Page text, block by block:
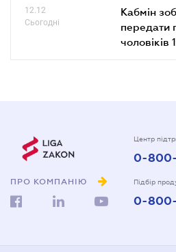
12.12
Сьогодні
Кабмін
передати
чоловіків
ПРО КОМПАНІЮ
Центр
0-
Підбір
0-